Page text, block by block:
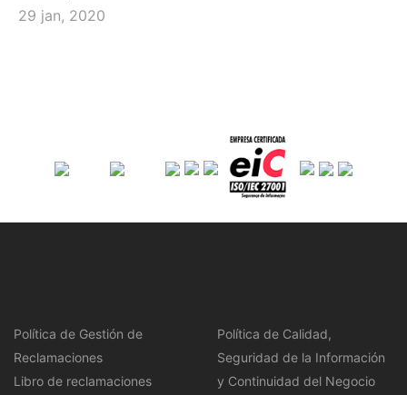
29 jan, 2020
Política de Gestión de
Reclamaciones
Libro de reclamaciones
Política de Calidad,
Seguridad de la Información
y Continuidad del Negocio